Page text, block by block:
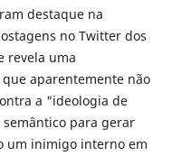
destaque na
no Twitter dos
revela uma
aparentemente não
a "ideologia de
para gerar
um inimigo interno em